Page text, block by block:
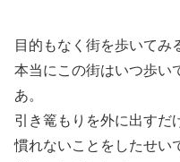
目的もなく街を歩いてみ
本当にこの街はいつ歩い
あ。
引き篭もりを外に出すだ
慣れないことをしたせい